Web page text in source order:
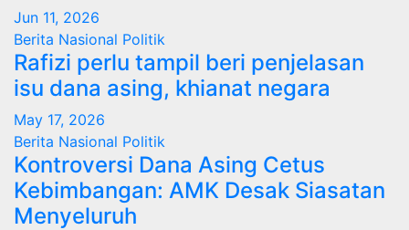
Jun 11, 2026
Berita Nasional Politik
Rafizi perlu tampil beri penjelasan
isu dana asing, khianat negara
May 17, 2026
Berita Nasional Politik
Kontroversi Dana Asing Cetus
Kebimbangan: AMK Desak Siasatan
Menyeluruh